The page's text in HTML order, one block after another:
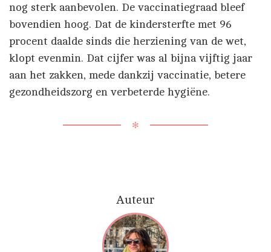
nog sterk aanbevolen. De vaccinatiegraad bleef
bovendien hoog. Dat de kindersterfte met 96
procent daalde sinds die herziening van de wet,
klopt evenmin. Dat cijfer was al bijna vijftig jaar
aan het zakken, mede dankzij vaccinatie, betere
gezondheidszorg en verbeterde hygiëne.
✻
Auteur